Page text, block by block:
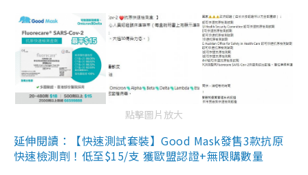
點擊圖片放大
延伸閱讀：【快速測試套裝】Good Mask發售3款抗原
快速檢測劑！低至$15/支 獲歐盟認證+無限購數量